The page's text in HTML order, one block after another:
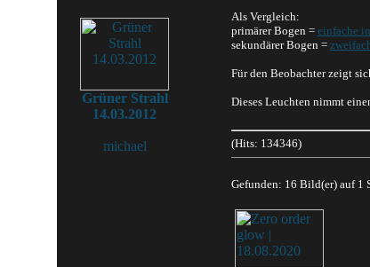
Grüner Strahl
14.03.2012
michael
Als Vergleich:
primärer Bogen = einfache
sekundärer Bogen =
Für den Beobachter zeigt
Dieses Leuchten nimmt
(Hits: 134346)
Gefunden: 16 Bild(er) auf 1